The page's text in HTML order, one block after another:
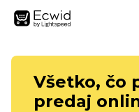
Všetko, čo
predaj